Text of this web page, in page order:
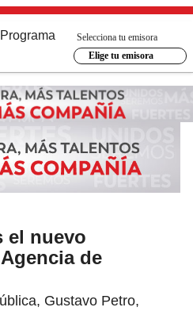
Programa
Selecciona tu emisora
Elige tu emisora
el nuevo
de
Gustavo Petro,